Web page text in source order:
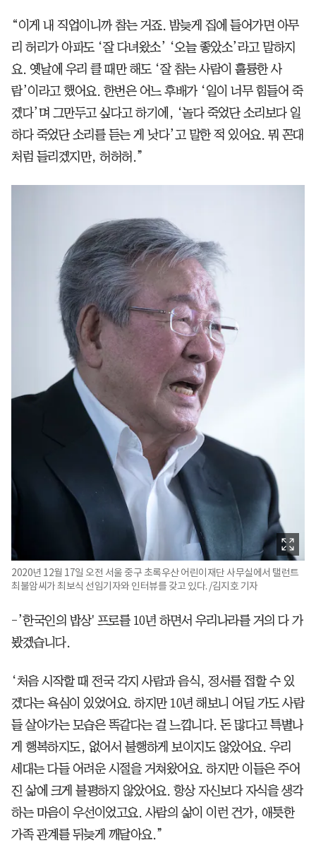
“이게 내 직업이니까 참는 거죠. 밤늦게 집에 들어가면 아무
리 허리가 아파도 ‘잘 다녀왔소’ ‘오늘 좋았소’라고 말하지
요. 옛날에 우리 클 때만 해도 ‘잘 참는 사람이 훌륭한 사
람’이라고 했어요. 한번은 어느 후배가 ‘일이 너무 힘들어 죽
겠다’며 그만두고 싶다고 하기에, ‘놀다 죽었단 소리보다 일
하다 죽었단 소리를 듣는 게 낫다’고 말한 적 있어요. 뭐 꼰대
처럼 들리겠지만, 허허허.”
2020년 12월 17일 오전 서울 중구 초록우산 어린이재단 사무실에서 탤런트
최불암씨가 최보식 선임기자와 인터뷰를 갖고 있다. /김지호 기자
-’한국인의 밥상' 프로를 10년 하면서 우리나라를 거의 다 가
봤겠습니다.
‘처음 시작할 때 전국 각지 사람과 음식, 정서를 접할 수 있
겠다는 욕심이 있었어요. 하지만 10년 해보니 어딜 가도 사람
들 살아가는 모습은 똑같다는 걸 느낍니다. 돈 많다고 특별나
게 행복하지도, 없어서 불행하게 보이지도 않았어요. 우리
세대는 다들 어려운 시절을 거쳐왔어요. 하지만 이들은 주어
진 삶에 크게 불평하지 않았어요. 항상 자신보다 자식을 생각
하는 마음이 우선이었고요. 사람의 삶이 이런 건가, 애틋한
가족 관계를 뒤늦게 깨달아요.”